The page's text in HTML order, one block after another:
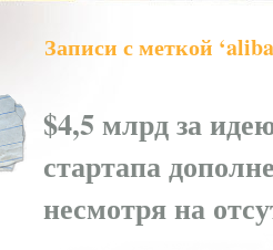
Записи с меткой
$4,5 млрд за
стартапа
несмотря на